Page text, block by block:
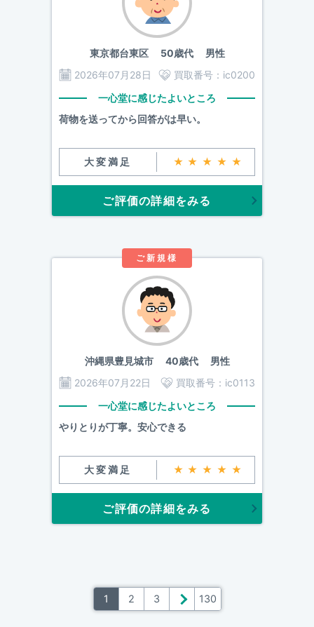
東京都台東区50歳代 男性
2026年07月28日
買取番号： ic0200
一心堂に感じたよいところ
荷物を送ってから回答がは早い。
大変満足 ★★★★★
ご評価の詳細をみる
ご新規様
沖縄県豊見城市40歳代 男性
2026年07月22日
買取番号： ic0113
一心堂に感じたよいところ
やりとりが丁寧。安心できる
大変満足 ★★★★★
ご評価の詳細をみる
1 2 3 ＞ 130